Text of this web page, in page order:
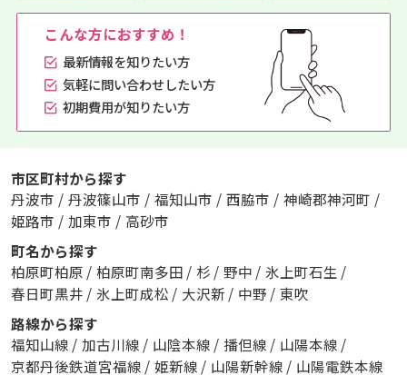
こんな方におすすめ！
最新情報を知りたい方
気軽に問い合わせしたい方
初期費用が知りたい方
市区町村から探す
丹波市 / 丹波篠山市 / 福知山市 / 西脇市 / 神崎郡神河町 /
姫路市 / 加東市 / 高砂市
町名から探す
柏原町柏原 / 柏原町南多田 / 杉 / 野中 / 氷上町石生 /
春日町黒井 / 氷上町成松 / 大沢新 / 中野 / 東吹
路線から探す
福知山線 / 加古川線 / 山陰本線 / 播但線 / 山陽本線 /
京都丹後鉄道宮福線 / 姫新線 / 山陽新幹線 / 山陽電鉄本線